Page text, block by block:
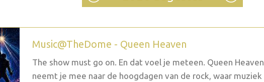
Music@TheDome - Queen Heaven
The show must go on. En dat voel je meteen. Queen Heaven
neemt je mee naar de hoogdagen van de rock, waar muziek